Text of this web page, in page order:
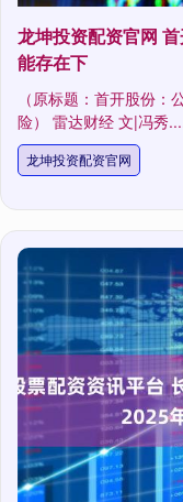
龙坤投资配资官网
能存在下
（原标题：首开股份
险） 雷达财经 文|冯秀
龙坤投资配资官网